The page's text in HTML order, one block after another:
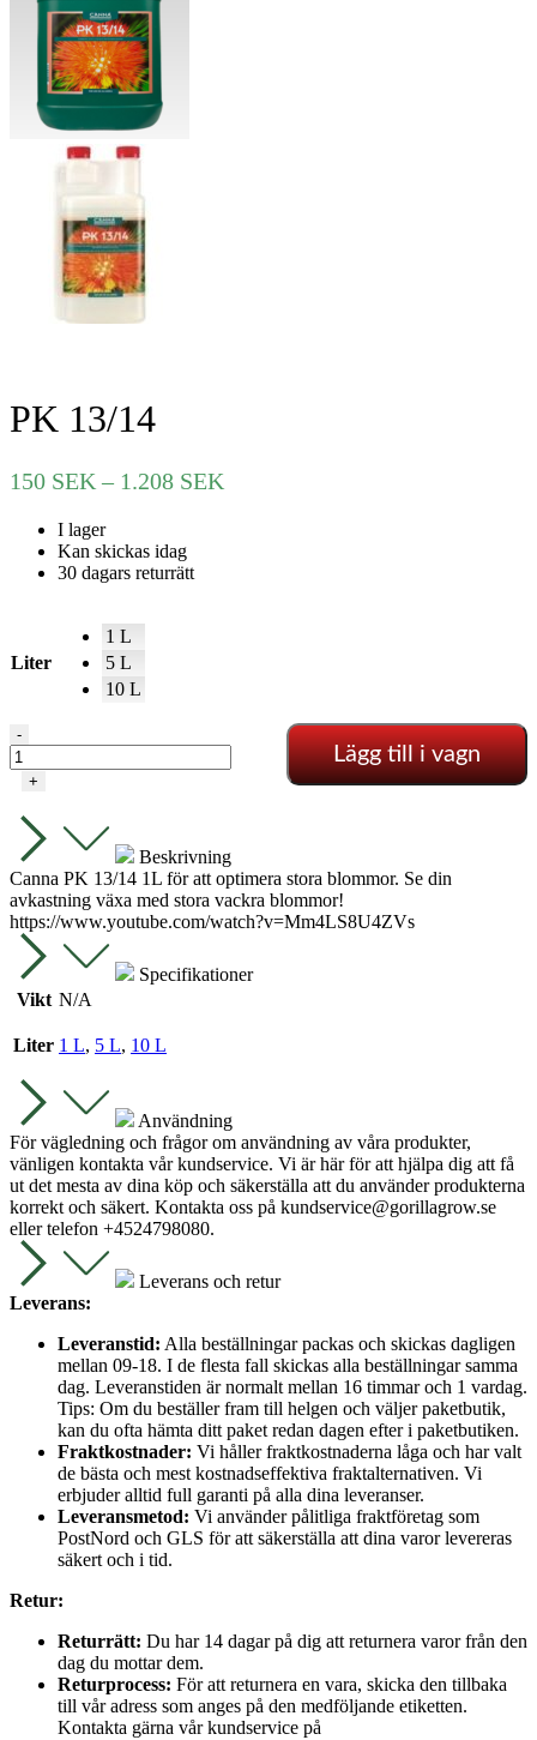
PK 13/14
150 SEK – 1.208 SEK
I lager
Kan skickas idag
30 dagars returrätt
Liter
1 L
5 L
10 L
PK
13/14
mängd
-
+
Lägg till i vagn
Beskrivning
Canna PK 13/14 1L för att optimera stora blommor. Se din
avkastning växa med stora vackra blommor!
https://www.youtube.com/watch?v=Mm4LS8U4ZVs
Specifikationer
Vikt N/A
Liter 1 L, 5 L, 10 L
Användning
För vägledning och frågor om användning av våra produkter,
vänligen kontakta vår kundservice. Vi är här för att hjälpa dig att få
ut det mesta av dina köp och säkerställa att du använder produkterna
korrekt och säkert. Kontakta oss på kundservice@gorillagrow.se
eller telefon +4524798080.
Leverans och retur
Leverans:
Leveranstid: Alla beställningar packas och skickas dagligen
mellan 09-18. I de flesta fall skickas alla beställningar samma
dag. Leveranstiden är normalt mellan 16 timmar och 1 vardag.
Tips: Om du beställer fram till helgen och väljer paketbutik,
kan du ofta hämta ditt paket redan dagen efter i paketbutiken.
Fraktkostnader: Vi håller fraktkostnaderna låga och har valt
de bästa och mest kostnadseffektiva fraktalternativen. Vi
erbjuder alltid full garanti på alla dina leveranser.
Leveransmetod: Vi använder pålitliga fraktföretag som
PostNord och GLS för att säkerställa att dina varor levereras
säkert och i tid.
Retur:
Returrätt: Du har 14 dagar på dig att returnera varor från den
dag du mottar dem.
Returprocess: För att returnera en vara, skicka den tillbaka
till vår adress som anges på den medföljande etiketten.
Kontakta gärna vår kundservice på